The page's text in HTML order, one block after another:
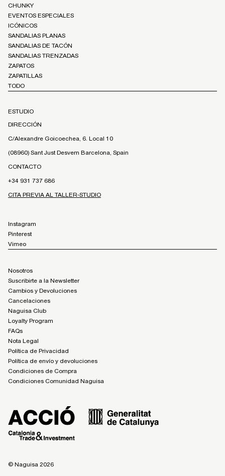
CHUNKY
EVENTOS ESPECIALES
ICÓNICOS
SANDALIAS PLANAS
SANDALIAS DE TACÓN
SANDALIAS TRENZADAS
ZAPATOS
ZAPATILLAS
TODO
ESTUDIO
DIRECCIÓN
C/Alexandre Goicoechea, 6. Local 10
(08960) Sant Just Desvern Barcelona, Spain
CONTACTO
+34 931 737 686
CITA PREVIA AL TALLER-STUDIO
Instagram
Pinterest
Vimeo
Nosotros
Suscribirte a la Newsletter
Cambios y Devoluciones
Cancelaciones
Naguisa Club
Loyalty Program
FAQs
Nota Legal
Política de Privacidad
Política de envío y devoluciones
Condiciones de Compra
Condiciones Comunidad Naguisa
© Naguisa 2026